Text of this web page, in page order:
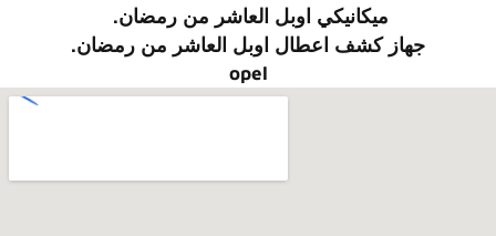
ميكانيكي اوبل العاشر من رمضان.
جهاز كشف اعطال اوبل العاشر من رمضان.
opel